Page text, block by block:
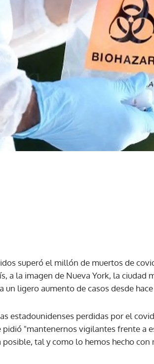
superó el millón de muertos de
a la imagen de Nueva York, la ciudad
ligero aumento de casos desde hace
estadounidenses perdidas por el
"mantenernos vigilantes frente a
tal y como lo hemos hecho con